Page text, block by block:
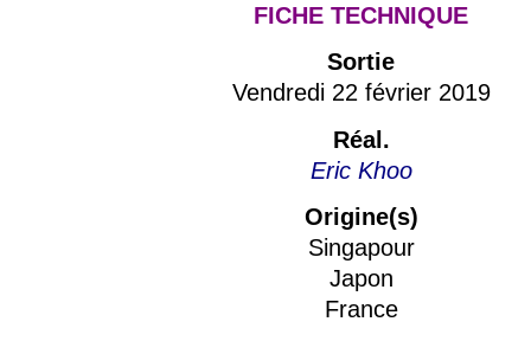
FICHE TECHNIQUE
Sortie
Vendredi 22 février 2019
Réal.
Eric Khoo
Origine(s)
Singapour
Japon
France